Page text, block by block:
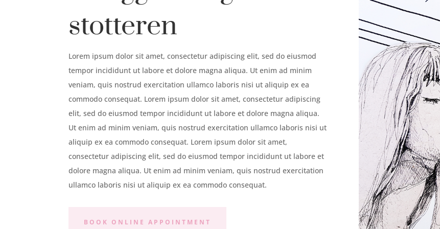
stotteren
Lorem ipsum dolor sit amet, consectetur adipiscing elit, sed do eiusmod
tempor incididunt ut labore et dolore magna aliqua. Ut enim ad minim
veniam, quis nostrud exercitation ullamco laboris nisi ut aliquip ex ea
commodo consequat. Lorem ipsum dolor sit amet, consectetur adipiscing
elit, sed do eiusmod tempor incididunt ut labore et dolore magna aliqua.
Ut enim ad minim veniam, quis nostrud exercitation ullamco laboris nisi ut
aliquip ex ea commodo consequat. Lorem ipsum dolor sit amet,
consectetur adipiscing elit, sed do eiusmod tempor incididunt ut labore et
dolore magna aliqua. Ut enim ad minim veniam, quis nostrud exercitation
ullamco laboris nisi ut aliquip ex ea commodo consequat.
BOOK ONLINE APPOINTMENT